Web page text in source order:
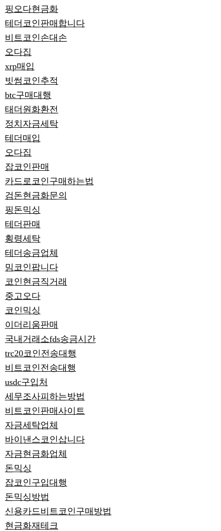
핑오다현금화
테더코인판매합니다
비트코인손대손
오다집
xrp매입
빗썸코인추적
btc구매대행
태더원화환전
정치자금세탁
테더매입
오다집
잡코인판매
카드로코인구매하는법
검돈현금화문의
핑돈믹싱
테더판매
횡령세탁
테더송금업체
밈코인팝니다
코인현금직거래
중고오다
코인믹싱
이더리움판매
국내거래소fds송금시간
trc20코인전송대행
비트코인전송대행
usdc구입처
세무조사피하는방법
비트코인판매사이트
자금세탁업체
바이낸스코인삽니다
자금현금화업체
돈믹싱
잡코인구입대행
돈믹싱방법
신용카드비트코인구매방법
현금화재테크